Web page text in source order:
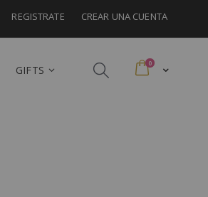
REGISTRATE CREAR UNA CUENTA
Cart
0artículos
GIFTS